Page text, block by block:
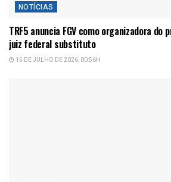
NOTÍCIAS
TRF5 anuncia FGV como organizadora do
juiz federal substituto
15 DE JULHO DE 2026, 00:56H